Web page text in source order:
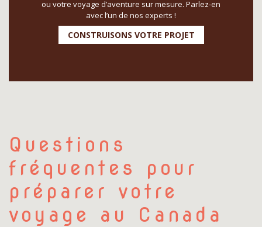
ou votre voyage d’aventure sur mesure. Parlez-en
avec l’un de nos experts !
CONSTRUISONS VOTRE PROJET
Questions
fréquentes pour
préparer votre
voyage au Canada